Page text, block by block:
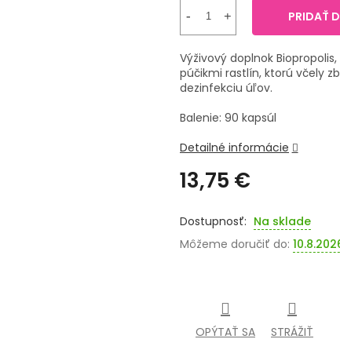
13,75 €
cena:
Na sklade
Môžeme doručiť do:
PRIDAŤ
Výživový doplnok
púčikmi rastlín, ktorú včely
dezinfekciu úľov.
Balenie: 90 kapsúl
Detailné informácie
OPÝTAŤ SA STRÁŽIŤ